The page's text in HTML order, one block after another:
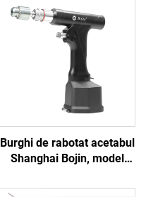
Burghi de rabotat acetabul
Shanghai Bojin, model
ortopedică, sistem